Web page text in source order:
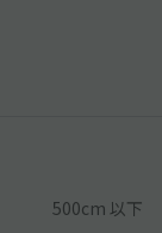
500cm 以下